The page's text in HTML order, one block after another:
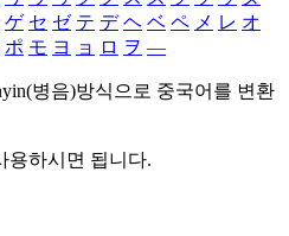
ゲ セ ゼ テ デ ヘ ベ ペ メ レ オ
ポ モ ヨ ョ ロ ヲ ―
병음)방식으로 중국어를 변환
용하시면 됩니다.